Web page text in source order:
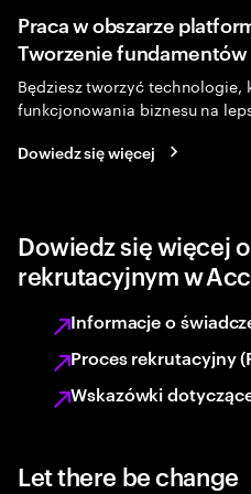
Praca w obszarze
Tworzenie fundamentów
Będziesz tworzyć technologie,
funkcjonowania biznesu na
Dowiedz się więcej
Dowiedz się więcej
rekrutacyjnym w
Informacje o
Proces rekrutacyjny
Wskazówki
Let there be change